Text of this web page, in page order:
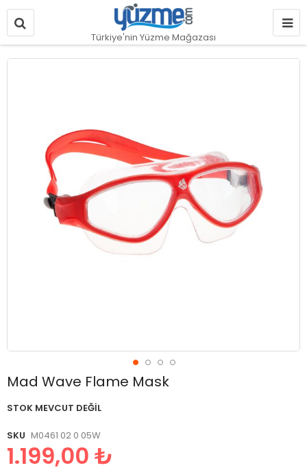
Türkiye'nin Yüzme Mağazası
Mad Wave Flame Mask
STOK MEVCUT DEĞIL
SKU M0461 02 0 05W
1.199,00 ₺
Resim
Resim
başlangıcına